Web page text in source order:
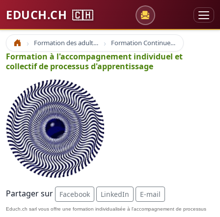
EDUCH.CH 🇨🇭
Accueil Formation des adultes Formation Continue Adulte E-learning
Formation à l'accompagnement individuel et
collectif de processus d'apprentissage
Partager sur Facebook LinkedIn E-mail
Educh.ch sarl vous offre une formation individualisée à l'accompagnement de processus